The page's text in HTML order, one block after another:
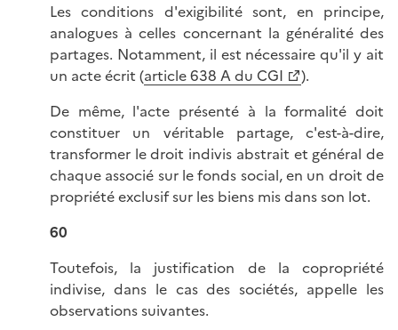
Les conditions d'exigibilité sont, en principe,
analogues à celles concernant la généralité des
partages. Notamment, il est nécessaire qu'il y ait
un acte écrit (article 638 A du CGI
).
De même, l'acte présenté à la formalité doit
constituer un véritable partage, c'est-à-dire,
transformer le droit indivis abstrait et général de
chaque associé sur le fonds social, en un droit de
propriété exclusif sur les biens mis dans son lot.
60
Toutefois, la justification de la copropriété
indivise, dans le cas des sociétés, appelle les
observations suivantes.